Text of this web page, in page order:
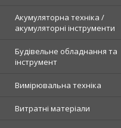
Акумуляторна техніка /
акумуляторні інструменти
Будівельне обладнання та
інструмент
Вимірювальна техніка
Витратні матеріали